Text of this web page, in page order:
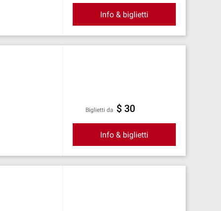
Info & biglietti
Biglietti da $ 30
Info & biglietti